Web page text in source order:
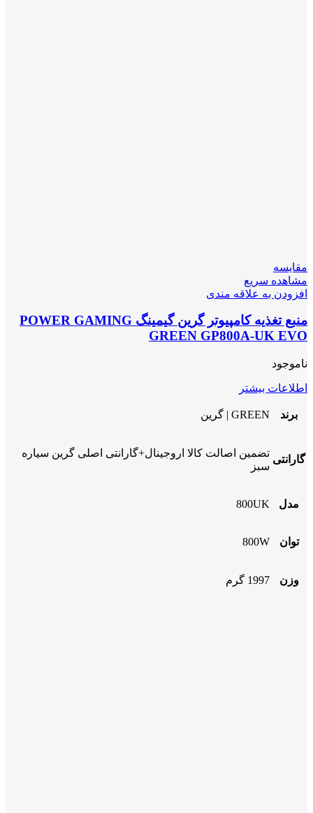
مقایسه
مشاهده سریع
افزودن به علاقه مندی
منبع تغذیه کامپیوتر گرین گیمینگ POWER GAMING
GREEN GP800A-UK EVO
ناموجود
اطلاعات بیشتر
برند GREEN | گرین
گارانتی
تضمین اصالت کالا اروجینال+گارانتی اصلی گرین سیاره
سبز
مدل 800UK
توان 800W
وزن 1997 گرم